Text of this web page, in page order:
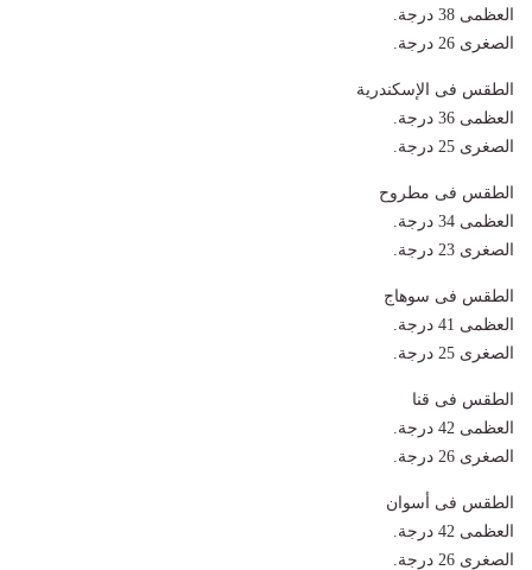
العظمى 38 درجة.
الصغرى 26 درجة.
الطقس فى الإسكندرية
العظمى 36 درجة.
الصغرى 25 درجة.
الطقس فى مطروح
العظمى 34 درجة.
الصغرى 23 درجة.
الطقس فى سوهاج
العظمى 41 درجة.
الصغرى 25 درجة.
الطقس فى قنا
العظمى 42 درجة.
الصغرى 26 درجة.
الطقس فى أسوان
العظمى 42 درجة.
الصغرى 26 درجة.